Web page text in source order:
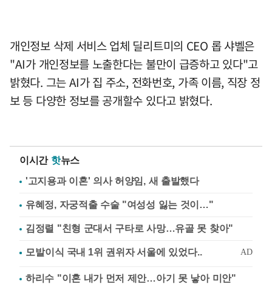
개인정보 삭제 서비스 업체 딜리트미의 CEO 롭 샤벨은
"AI가 개인정보를 노출한다는 불만이 급증하고 있다"고
밝혔다. 그는 AI가 집 주소, 전화번호, 가족 이름, 직장 정
보 등 다양한 정보를 공개할수 있다고 밝혔다.
이시간 핫뉴스
'고지용과 이혼' 의사 허양임, 새 출발했다
유혜정, 자궁적출 수술 "여성성 잃는 것이…"
김정렬 "친형 군대서 구타로 사망…유골 못 찾아"
하리수 "이혼 내가 먼저 제안…아기 못 낳아 미안"